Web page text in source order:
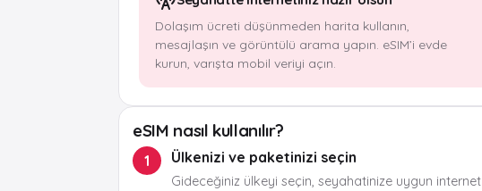
Dolaşım ücreti düşünmeden harita kullanın,
mesajlaşın ve görüntülü arama yapın. eSIM’i evde
kurun, varışta mobil veriyi açın.
eSIM nasıl kullanılır?
1 Ülkenizi ve paketinizi seçin
Gideceğiniz ülkeyi seçin, seyahatinize uygun internet